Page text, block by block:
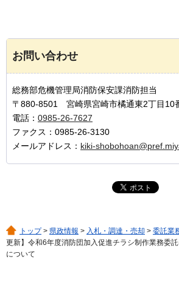
お問い合わせ
総務部危機管理局消防保安課消防担当
〒880-8501 宮崎県宮崎市橘通東2丁目10
電話： 0985-26-7627
ファクス：0985-26-3130
メールアドレス： kiki-
トップ> 県政情報 > 入札・調達・売却 > 委託業
更新】令和6年度消防団加入促進チラシ制作業務委
について